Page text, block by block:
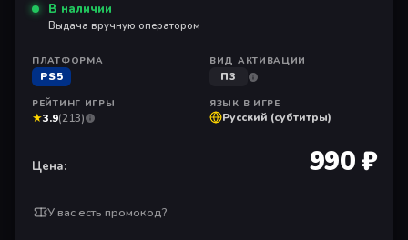
В наличии
Выдача вручную оператором
ПЛАТФОРМА
PS5
ВИД АКТИВАЦИИ
П3
РЕЙТИНГ ИГРЫ
★3.9(213)
ЯЗЫК В ИГРЕ
Русский (субтитры)
Цена: 990 ₽
У вас есть промокод?